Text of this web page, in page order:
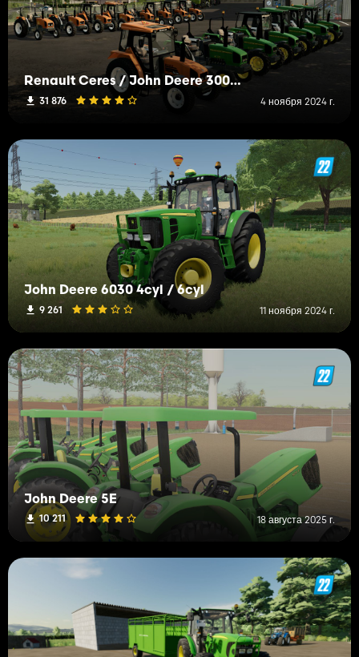
Renault Ceres / John Deere 3000 Pack
31 876 4 ноября 2024 г.
John Deere 6030 4cyl / 6cyl
9 261 11 ноября 2024 г.
John Deere 5E
10 211 18 августа 2025 г.